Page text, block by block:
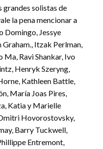
grandes solistas de
la pena mencionar a
Domingo, Jessye
Itzak Perlman,
Ma, Ravi Shankar, Ivo
Henryk Szeryng,
Kathleen Battle,
María Joas Pires,
Katia y Marielle
Hovorostovsky,
Barry Tuckwell,
Entremont,